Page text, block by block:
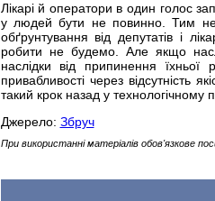
Лікарі й оператори в один голос
у людей бути не повинно. Тим
обґрунтування від депутатів і
робити не будемо. Але якщо
наслідки від припинення
привабливості через відсутність
такий крок назад у технологічному
Джерело: Збруч
При використанні матеріалів обов'язкове